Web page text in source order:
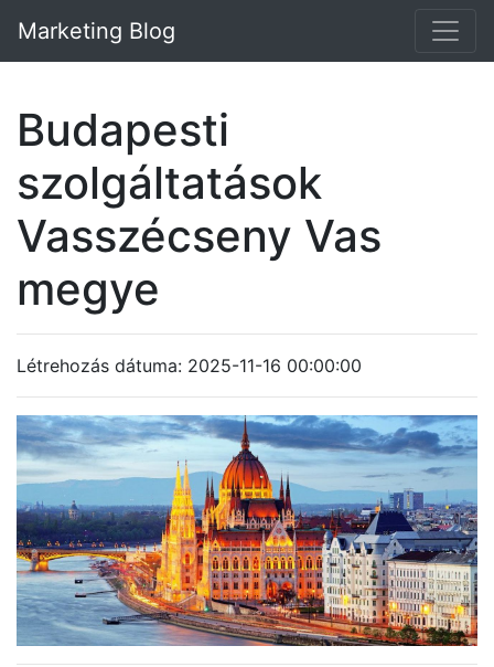
Marketing Blog
Budapesti
szolgáltatások
Vasszécseny Vas
megye
Létrehozás dátuma: 2025-11-16 00:00:00